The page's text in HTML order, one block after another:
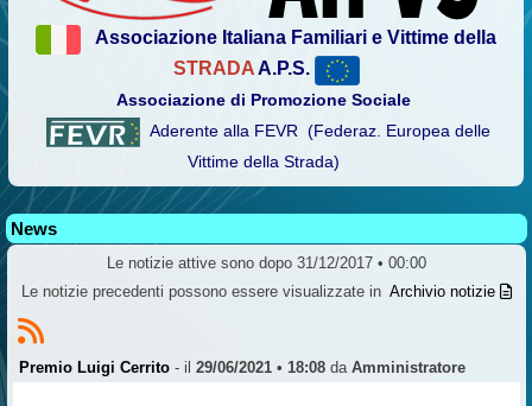
Associazione Italiana Familiari e Vittime della
STRADAA.P.S.
Associazione di Promozione Sociale
Aderente alla FEVR (Federaz. Europea delle
Vittime della Strada)
News
Le notizie attive sono dopo 31/12/2017 • 00:00
Le notizie precedenti possono essere visualizzate in Archivio notizie
Premio Luigi Cerrito - il 29/06/2021 • 18:08da Amministratore